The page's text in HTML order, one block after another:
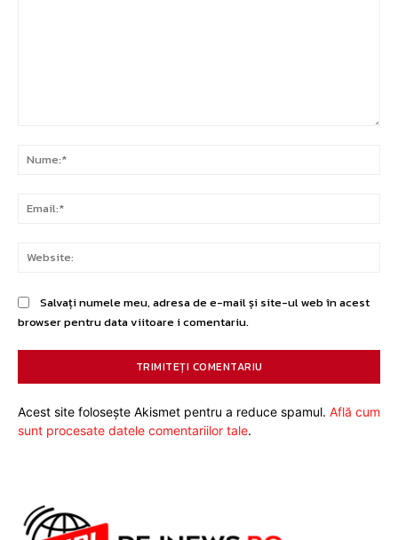
Salvați numele meu, adresa de e-mail și site-ul web în acest
browser pentru data viitoare i comentariu.
Acest site folosește Akismet pentru a reduce spamul. Află cum
sunt procesate datele comentariilor tale.